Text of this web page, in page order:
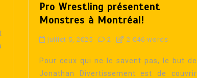
Pro Wrestling présentent
Monstres à Montréal!
juillet 5, 2025 2 2 046 words
Pour ceux qui ne le savent pas, le but de
Jonathan Divertissement est de couvrir